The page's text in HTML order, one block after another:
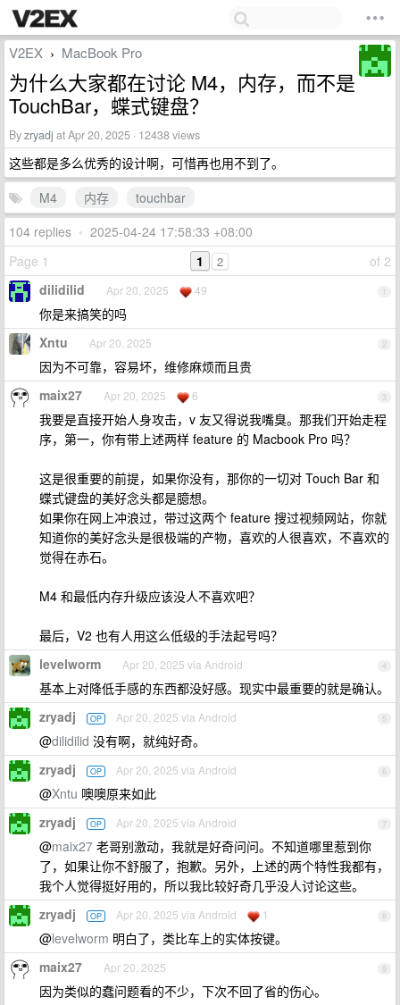
V2EX › MacBook Pro
为什么大家都在讨论 M4，内存，而不是
TouchBar，蝶式键盘？
Byzryadj at Apr 20, 2025 · 12438 views
这些都是多么优秀的设计啊，可惜再也用不到了。
M4
内存
touchbar
104 replies • 2025-04-24 17:58:33 +08:00
Page 1
of 2
1 2
1
dilidilid Apr 20, 2025 49
你是来搞笑的吗
2
Xntu Apr 20, 2025
因为不可靠，容易坏，维修麻烦而且贵
3
maix27 Apr 20, 2025 6
我要是直接开始人身攻击，v 友又得说我嘴臭。那我们开始走程
序，第一，你有带上述两样 feature 的 Macbook Pro 吗？
这是很重要的前提，如果你没有，那你的一切对 Touch Bar 和
蝶式键盘的美好念头都是臆想。
如果你在网上冲浪过，带过这两个 feature 搜过视频网站，你就
知道你的美好念头是很极端的产物，喜欢的人很喜欢，不喜欢的
觉得在赤石。
M4 和最低内存升级应该没人不喜欢吧？
最后，V2 也有人用这么低级的手法起号吗？
4
levelworm Apr 20, 2025 via Android
基本上对降低手感的东西都没好感。现实中最重要的就是确认。
5
zryadj OP Apr 20, 2025 via Android
@dilidilid 没有啊，就纯好奇。
6
zryadj OP Apr 20, 2025 via Android
@Xntu 噢噢原来如此
7
zryadj OP Apr 20, 2025 via Android
@maix27 老哥别激动，我就是好奇问问。不知道哪里惹到你
了，如果让你不舒服了，抱歉。另外，上述的两个特性我都有，
我个人觉得挺好用的，所以我比较好奇几乎没人讨论这些。
8
zryadj OP Apr 20, 2025 via Android 1
@levelworm 明白了，类比车上的实体按键。
9
maix27 Apr 20, 2025
因为类似的蠢问题看的不少，下次不回了省的伤心。